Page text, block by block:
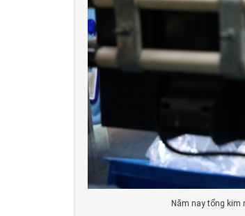
Năm nay tổng kim